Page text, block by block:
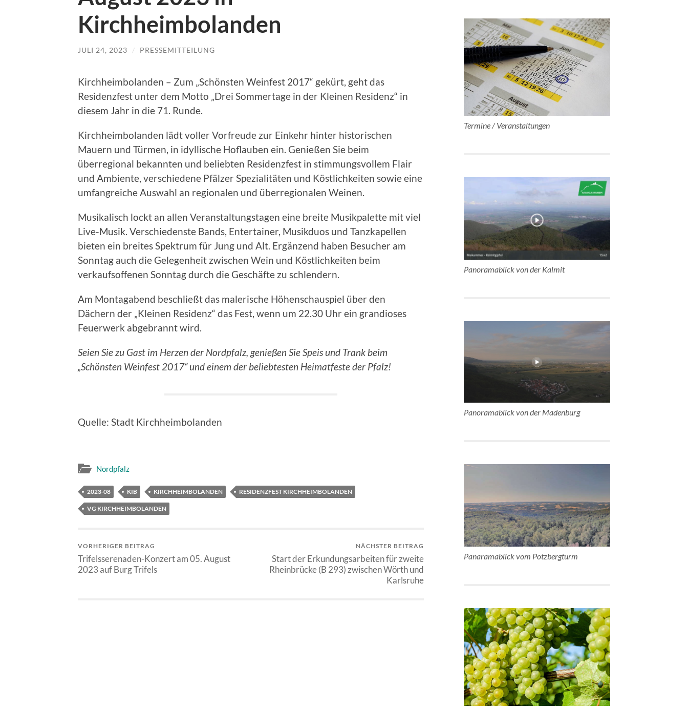
Kirchheimbolanden
JULI 24, 2023 / PRESSEMITTEILUNG
Kirchheimbolanden – Zum „Schönsten Weinfest 2017“ gekürt, geht das
Residenzfest unter dem Motto „Drei Sommertage in der Kleinen Residenz“ in
diesem Jahr in die 71. Runde.
Kirchheimbolanden lädt voller Vorfreude zur Einkehr hinter historischen
Mauern und Türmen, in idyllische Hoflauben ein. Genießen Sie beim
überregional bekannten und beliebten Residenzfest in stimmungsvollem Flair
und Ambiente, verschiedene Pfälzer Spezialitäten und Köstlichkeiten sowie eine
umfangreiche Auswahl an regionalen und überregionalen Weinen.
Musikalisch lockt an allen Veranstaltungstagen eine breite Musikpalette mit viel
Live-Musik. Verschiedenste Bands, Entertainer, Musikduos und Tanzkapellen
bieten ein breites Spektrum für Jung und Alt. Ergänzend haben Besucher am
Sonntag auch die Gelegenheit zwischen Wein und Köstlichkeiten beim
verkaufsoffenen Sonntag durch die Geschäfte zu schlendern.
Am Montagabend beschließt das malerische Höhenschauspiel über den
Dächern der „Kleinen Residenz“ das Fest, wenn um 22.30 Uhr ein grandioses
Feuerwerk abgebrannt wird.
Seien Sie zu Gast im Herzen der Nordpfalz, genießen Sie Speis und Trank beim
„Schönsten Weinfest 2017“ und einem der beliebtesten Heimatfeste der Pfalz!
Quelle: Stadt Kirchheimbolanden
Nordpfalz
2023-08 KIB KIRCHHEIMBOLANDEN RESIDENZFEST KIRCHHEIMBOLANDEN
VG KIRCHHEIMBOLANDEN
VORHERIGER BEITRAG
Trifelsserenaden-Konzert am 05. August
2023 auf Burg Trifels
NÄCHSTER BEITRAG
Start der Erkundungsarbeiten für zweite
Rheinbrücke (B 293) zwischen Wörth und
Karlsruhe
Termine / Veranstaltungen
Panoramablick von der Kalmit
Panoramablick von der Madenburg
Panaramablick vom Potzbergturm